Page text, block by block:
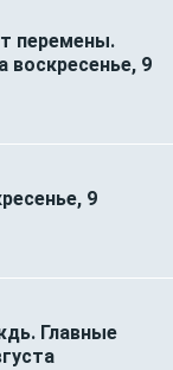
перемены.
воскресенье, 9
9
Главные